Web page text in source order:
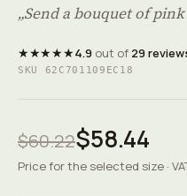
„Send a bouquet of
★★★★★4.9out of 29
SKU 62C701109EC18
$60.22$58.44
Price for the selected size ·